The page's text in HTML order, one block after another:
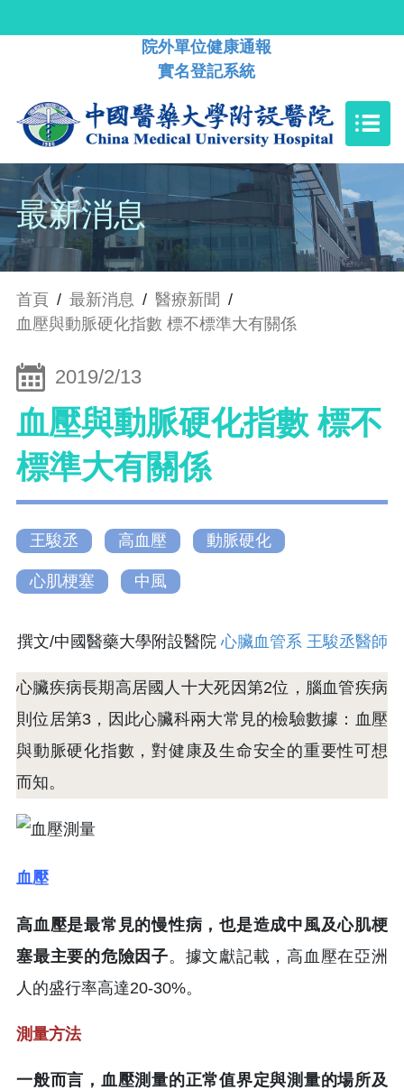
院外單位健康通報
實名登記系統
最新消息
首頁 / 最新消息 / 醫療新聞 /
血壓與動脈硬化指數 標不標準大有關係
2019/2/13
血壓與動脈硬化指數 標不
標準大有關係
王駿丞 高血壓 動脈硬化
心肌梗塞 中風
撰文/中國醫藥大學附設醫院心臟血管系 王駿丞醫師
心臟疾病長期高居國人十大死因第2位，腦血管疾病
則位居第3，因此心臟科兩大常見的檢驗數據：血壓
與動脈硬化指數，對健康及生命安全的重要性可想
而知。
血壓
高血壓是最常見的慢性病，也是造成中風及心肌梗
塞最主要的危險因子。據文獻記載，高血壓在亞洲
人的盛行率高達20-30%。
測量方法
一般而言，血壓測量的正常值界定與測量的場所及